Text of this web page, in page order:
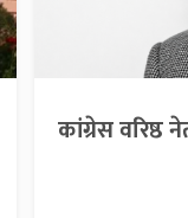
कांग्रेस वरिष्ठ